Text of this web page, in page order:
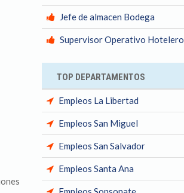
Jefe de almacen Bodega
Supervisor Operativo Hotelero
TOP DEPARTAMENTOS
Empleos La Libertad
Empleos San Miguel
Empleos San Salvador
Empleos Santa Ana